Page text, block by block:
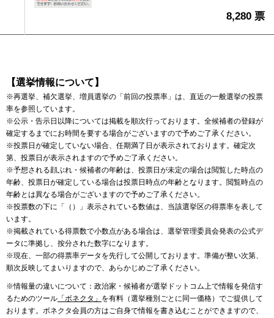
8,280 票
【選挙情報について】
※再選挙、補欠選挙、増員選挙の「前回の投票率」は、直近の一般選挙の投票
率を参照しています。
※公示・告示日以降については掲載を順次行っております。全候補者の登録が
確定するまでにお時間を要する場合がございますので予めご了承ください。
※投票日が確定していない場合、任期満了日が表示されております。確定次
第、投票日が表示されますので予めご了承ください。
※予想される顔ぶれ・候補者の年齢は、投票日が未定の場合は閲覧した時点の
年齢、投票日が確定している場合は投票日時点の年齢となります。閲覧時点の
年齢とは異なる場合がございますので予めご了承ください。
※投票数の下に「（）」表示されている数値は、当該選挙区の得票率を表して
います。
※掲載されている得票数で小数点がある場合は、選挙管理委員会発表の公式デ
ータに準拠し、按分された数字になります。
※現在、一部の得票率データを先行して公開しております。準備が整い次第、
順次反映してまいりますので、あらかじめご了承ください。
※情報量の違いについて：政治家・候補者が選挙ドットコム上で情報を発信す
るためのツール 「ボネクタ」 を有料（選挙種別ごとに同一価格）でご提供して
おります。ボネクタ会員の方はご自身で情報を書き込むことができますので、